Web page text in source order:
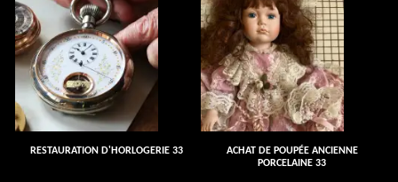
RESTAURATION D'HORLOGERIE 33
ACHAT DE POUPÉE ANCIENNE
PORCELAINE 33